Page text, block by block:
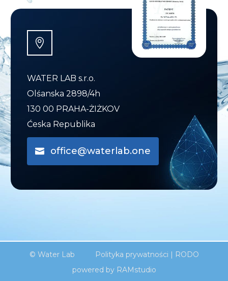
WATER LAB s.r.o.
Olśanska 2898/4h
130 00 PRAHA-ŻIŻKOV
Ćeska Republika
office@waterlab.one
© Water Lab Polityka prywatności | RODO
powered by RAMstudio